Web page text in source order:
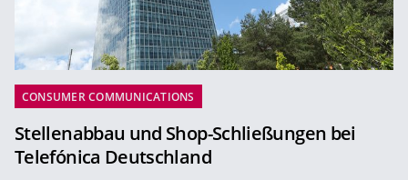
CONSUMER COMMUNICATIONS
Stellenabbau und Shop-Schließungen bei
Telefónica Deutschland